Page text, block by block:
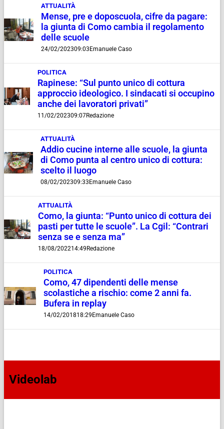
ATTUALITÀ
Mense, pre e doposcuola, cifre da pagare:
la giunta di Como cambia il regolamento
delle scuole
24/02/202309:03Emanuele Caso
POLITICA
Rapinese: “Sul punto unico di cottura
approccio ideologico. I sindacati si occupino
anche dei lavoratori privati”
11/02/202309:07Redazione
ATTUALITÀ
Addio cucine interne alle scuole, la giunta
di Como punta al centro unico di cottura:
scelto il luogo
08/02/202309:33Emanuele Caso
ATTUALITÀ
Como, la giunta: “Punto unico di cottura dei
pasti per tutte le scuole”. La Cgil: “Contrari
senza se e senza ma”
18/08/202214:49Redazione
POLITICA
Como, 47 dipendenti delle mense
scolastiche a rischio: come 2 anni fa.
Bufera in replay
14/02/201818:29Emanuele Caso
Videolab